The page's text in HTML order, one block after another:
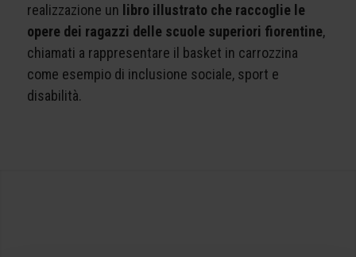
realizzazione un libro illustrato che raccoglie le
opere dei ragazzi delle scuole superiori fiorentine,
chiamati a rappresentare il basket in carrozzina
come esempio di inclusione sociale, sport e
disabilità.